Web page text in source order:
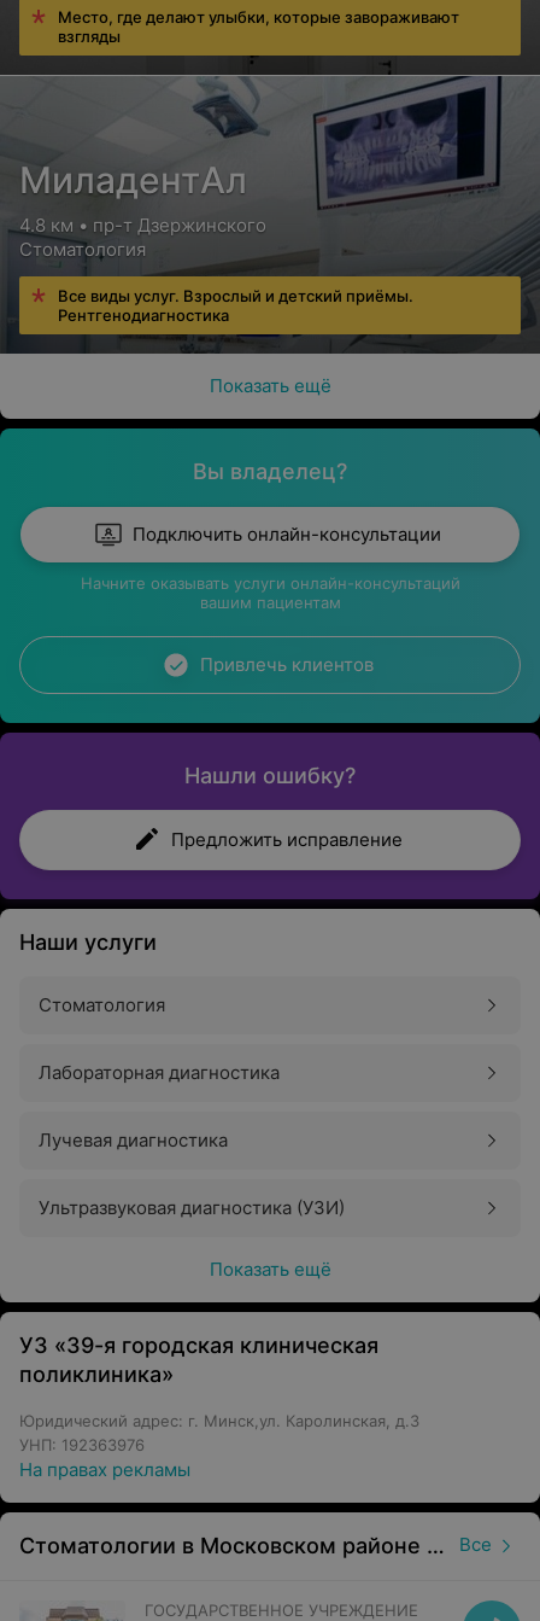
Место, где делают улыбки, которые завораживают
взгляды
МиладентАл
4.8 км • пр-т Дзержинского
Стоматология
Все виды услуг. Взрослый и детский приёмы.
Рентгенодиагностика
Показать ещё
Вы владелец?
Подключить онлайн-консультации
Начните оказывать услуги онлайн-консультаций
вашим пациентам
Привлечь клиентов
Нашли ошибку?
Предложить исправление
Наши услуги
Стоматология
Лабораторная диагностика
Лучевая диагностика
Ультразвуковая диагностика (УЗИ)
Показать ещё
УЗ «39-я городская клиническая
поликлиника»
Юридический адрес: г. Минск,ул. Каролинская, д.3
УНП: 192363976
На правах рекламы
Стоматологии в Московском районе в Минске Все
ГОСУДАРСТВЕННОЕ УЧРЕЖДЕНИЕ